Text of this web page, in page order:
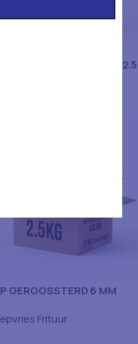
GEROOSSTERD 12 MM 2.5
GEROOSSTERD 6 MM
Frituur